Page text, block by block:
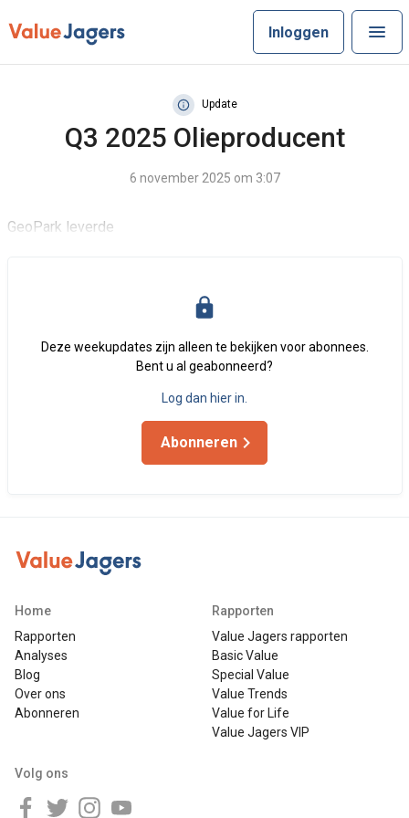
Inloggen
Update
Q3 2025 Olieproducent
6 november 2025 om 3:07
GeoPark leverde
Deze weekupdates zijn alleen te bekijken voor abonnees.
Bent u al geabonneerd?
Log dan hier in.
Abonneren
Home
Rapporten
Analyses
Blog
Over ons
Abonneren
Rapporten
Value Jagers rapporten
Basic Value
Special Value
Value Trends
Value for Life
Value Jagers VIP
Volg ons